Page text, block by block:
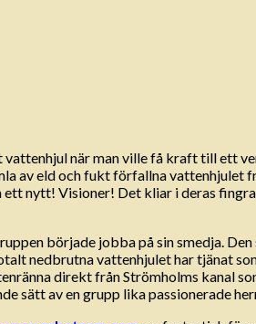
när man ville få kraft till ett
av eld och fukt förfallna
nytt! Visioner! Det kliar i deras
började jobba på sin smedja.
nedbrutna vattenhjulet har tjänat
direkt från Strömholms kanal
sätt av en grupp lika passionerade